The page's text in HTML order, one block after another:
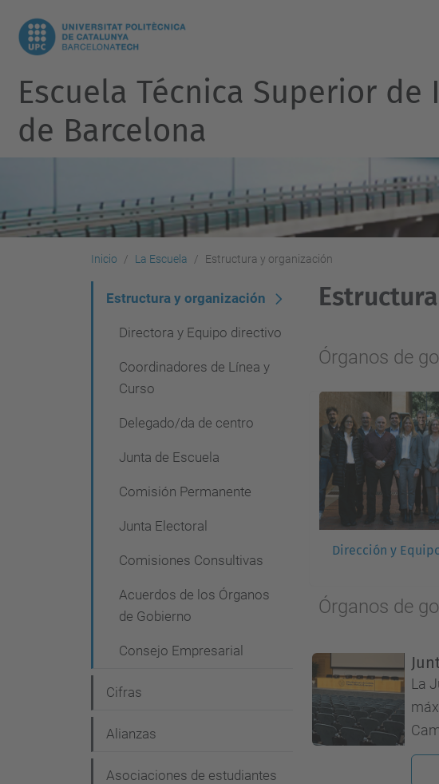
Escuela Técnica Superior de
de Barcelona
Inicio La Escuela Estructura y organización
Órganos de
Dirección y
Órganos de
La
Estructura y organización
Directora y Equipo directivo
Coordinadores de Línea y
Curso
Delegado/da de centro
Junta de Escuela
Comisión Permanente
Junta Electoral
Comisiones Consultivas
Acuerdos de los Órganos
de Gobierno
Consejo Empresarial
Cifras
Alianzas
Asociaciones de estudiantes